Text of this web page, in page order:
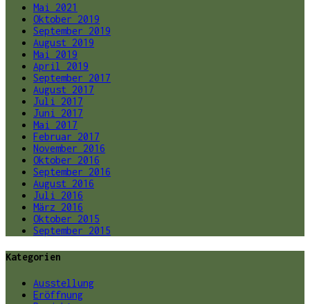
Mai 2021
Oktober 2019
September 2019
August 2019
Mai 2019
April 2019
September 2017
August 2017
Juli 2017
Juni 2017
Mai 2017
Februar 2017
November 2016
Oktober 2016
September 2016
August 2016
Juli 2016
März 2016
Oktober 2015
September 2015
Kategorien
Ausstellung
Eröffnung